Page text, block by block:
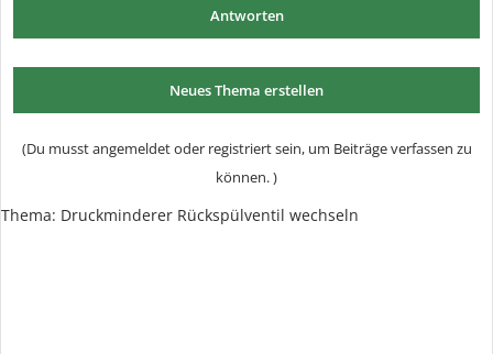
Antworten
Neues Thema erstellen
(Du musst angemeldet oder registriert sein, um Beiträge verfassen zu
können. )
Thema: Druckminderer Rückspülventil wechseln